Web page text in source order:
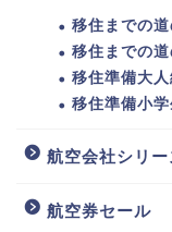
移住までの
移住までの
移住準備大人
移住準備小学
航空会社シリー
航空券セール